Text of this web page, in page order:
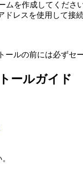
ムを作成してください
レスを使用して接
ルの前には必ずセ
ールガイド